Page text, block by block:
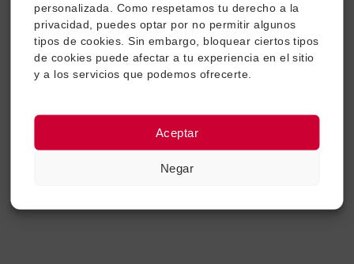
personalizada. Como respetamos tu derecho a la
privacidad, puedes optar por no permitir algunos
tipos de cookies. Sin embargo, bloquear ciertos tipos
de cookies puede afectar a tu experiencia en el sitio
y a los servicios que podemos ofrecerte.
Aceptar
Negar